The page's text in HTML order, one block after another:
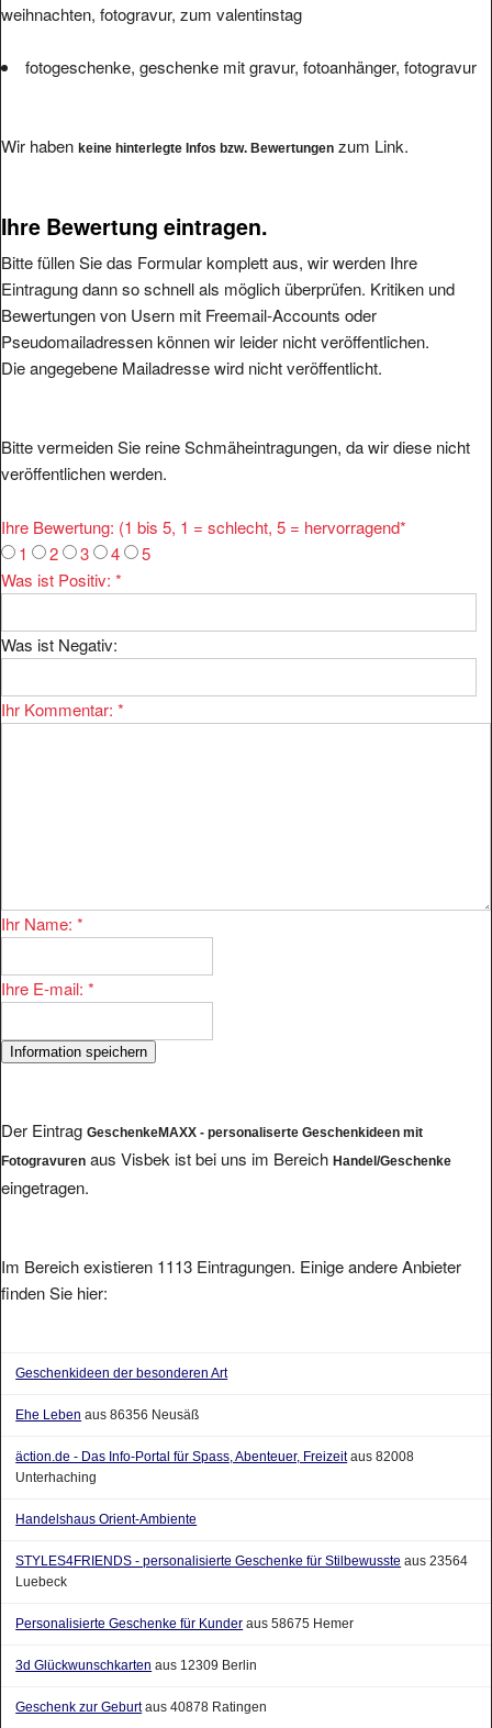
weihnachten, fotogravur, zum valentinstag
fotogeschenke, geschenke mit gravur, fotoanhänger, fotogravur
Wir haben keine hinterlegte Infos bzw. Bewertungen zum Link.
Ihre Bewertung eintragen.
Bitte füllen Sie das Formular komplett aus, wir werden Ihre
Eintragung dann so schnell als möglich überprüfen. Kritiken und
Bewertungen von Usern mit Freemail-Accounts oder
Pseudomailadressen können wir leider nicht veröffentlichen.
Die angegebene Mailadresse wird nicht veröffentlicht.
Bitte vermeiden Sie reine Schmäheintragungen, da wir diese nicht
veröffentlichen werden.
Ihre Bewertung: (1 bis 5, 1 = schlecht, 5 = hervorragend*
1
2 3 4
5
Was ist Positiv: *
Was ist Negativ:
Ihr Kommentar: *
Ihr Name: *
Ihre E-mail: *
Der Eintrag GeschenkeMAXX - personaliserte Geschenkideen mit
Fotogravuren aus Visbek ist bei uns im Bereich Handel/Geschenke
eingetragen.
Im Bereich existieren 1113 Eintragungen. Einige andere Anbieter
finden Sie hier:
Geschenkideen der besonderen Art
Ehe Leben aus 86356 Neusäß
äction.de - Das Info-Portal für Spass, Abenteuer, Freizeitaus 82008
Unterhaching
Handelshaus Orient-Ambiente
STYLES4FRIENDS - personalisierte Geschenke für Stilbewusste aus 23564
Luebeck
Personalisierte Geschenke für Kunder aus 58675 Hemer
3d Glückwunschkarten aus 12309 Berlin
Geschenk zur Geburtaus 40878 Ratingen